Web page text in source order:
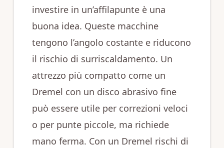
investire in un’affilapunte è una
buona idea. Queste macchine
tengono l’angolo costante e riducono
il rischio di surriscaldamento. Un
attrezzo più compatto come un
Dremel con un disco abrasivo fine
può essere utile per correzioni veloci
o per punte piccole, ma richiede
mano ferma. Con un Dremel rischi di